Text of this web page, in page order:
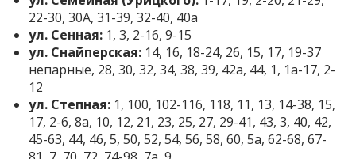
22-30, 30А, 31-39, 32-40, 40а
ул. Сенная: 1, 3, 2-16, 9-15
ул. Снайперская: 14, 16, 18-24, 26, 15, 17, 19-37
непарные, 28, 30, 32, 34, 38, 39, 42а, 44, 1, 1а-17, 2-
12
ул. Степная: 1, 100, 102-116, 118, 11, 13, 14-38, 15,
17, 2-6, 8а, 10, 12, 21, 23, 25, 27, 29-41, 43, 3, 40, 42,
45-63, 44, 46, 5, 50, 52, 54, 56, 58, 60, 5а, 62-68, 67-